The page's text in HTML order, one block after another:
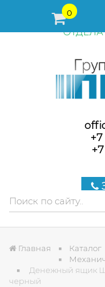
0
ПЕРЕД
ПОСТАВКИ
Главная Каталог
Денежный ящик
черный